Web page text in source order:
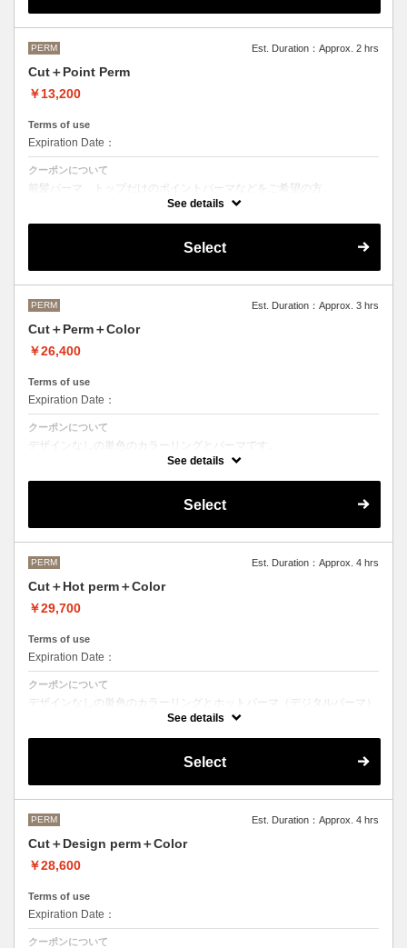
PERM Est. Duration：Approx. 2 hrs
Cut＋Point Perm
￥13,200
Terms of use
Expiration Date：
クーポンについて
前髪パーマ、トップだけのポイントパーマなどをご希望の方。
パーマのデザイン、髪の毛の長さにより施術時間、金額が前後すること
See details
Select
PERM Est. Duration：Approx. 3 hrs
Cut＋Perm＋Color
￥26,400
Terms of use
Expiration Date：
クーポンについて
デザインなしの単色のカラーリングとパーマです。
マ、ツイストパーマなどをご希望の方は最終受付時間が変わるため、別
●カラーリングは髪の長さにより別途ロング料金を頂戴いたします。
See details
Select
PERM Est. Duration：Approx. 4 hrs
Cut＋Hot perm＋Color
￥29,700
Terms of use
Expiration Date：
クーポンについて
デザインなしの単色のカラーリングとホットパーマ（デジタルパーマ）
M ¥＋1100 L¥＋1650 LL¥＋2200
See details
Select
PERM Est. Duration：Approx. 4 hrs
Cut＋Design perm＋Color
￥28,600
Terms of use
Expiration Date：
クーポンについて